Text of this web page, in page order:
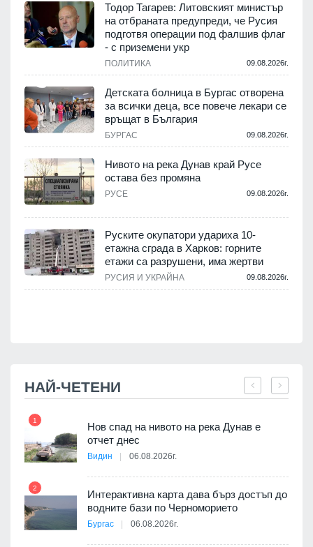
Тодор Тагарев: Литовският министър
на отбраната предупреди, че Русия
подготвя операции под фалшив флаг
- с приземени укр
ПОЛИТИКА 09.08.2026г.
Детската болница в Бургас отворена
за всички деца, все повече лекари се
връщат в България
БУРГАС 09.08.2026г.
Нивото на река Дунав край Русе
остава без промяна
РУСЕ 09.08.2026г.
Руските окупатори удариха 10-
етажна сграда в Харков: горните
етажи са разрушени, има жертви
РУСИЯ И УКРАЙНА 09.08.2026г.
НАЙ-ЧЕТЕНИ
1
Нов спад на нивото на река Дунав е
отчет днес
Видин 06.08.2026г.
2
Интерактивна карта дава бърз достъп до
водните бази по Черноморието
Бургас 06.08.2026г.